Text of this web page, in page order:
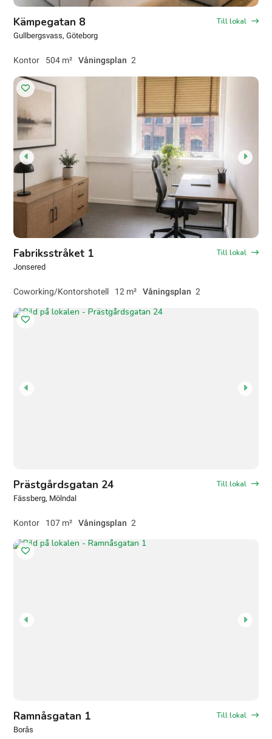
Kämpegatan 8 Till lokal
Gullbergsvass, Göteborg
Kontor 504 m² Våningsplan 2
Fabriksstråket 1 Till lokal
Jonsered
Coworking/Kontorshotell 12 m² Våningsplan 2
Prästgårdsgatan 24 Till lokal
Fässberg, Mölndal
Kontor 107 m² Våningsplan 2
Ramnåsgatan 1 Till lokal
Borås